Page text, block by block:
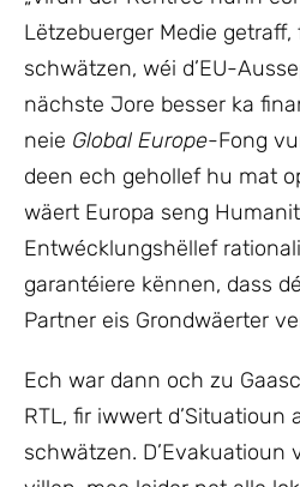
Lëtzebuerger Medie getraff,
schwätzen, wéi d’EU-
nächste Jore besser ka
neie Global Europe-Fong
deen ech gehollef hu mat
wäert Europa seng
Entwécklungshëllef
garantéiere kënnen, dass
Partner eis Grondwäerter
Ech war dann och zu
RTL, fir iwwert d’Situatioun
schwätzen. D’Evakuatioun